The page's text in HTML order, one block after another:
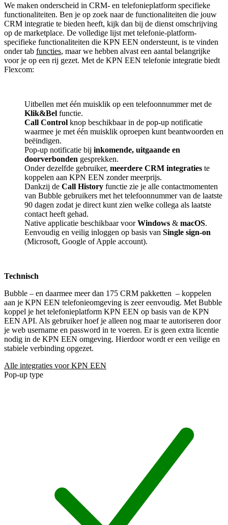
We maken onderscheid in CRM- en telefonieplatform specifieke
functionaliteiten. Ben je op zoek naar de functionaliteiten die jouw
CRM integratie te bieden heeft, kijk dan bij de dienst omschrijving
op de marketplace. De volledige lijst met telefonie-platform-
specifieke functionaliteiten die KPN EEN ondersteunt, is te vinden
onder tab functies, maar we hebben alvast een aantal belangrijke
voor je op een rij gezet. Met de KPN EEN telefonie integratie biedt
Flexcom:
Uitbellen met één muisklik op een telefoonnummer met de
Klik&Bel functie.
Call Control knop beschikbaar in de pop-up notificatie
waarmee je met één muisklik oproepen kunt beantwoorden en
beëindigen.
Pop-up notificatie bij inkomende, uitgaande en
doorverbonden gesprekken.
Onder dezelfde gebruiker, meerdere CRM integraties te
koppelen aan KPN EEN zonder meerprijs.
Dankzij de Call History functie zie je alle contactmomenten
van Bubble gebruikers met het telefoonnummer van de laatste
90 dagen zodat je direct kunt zien welke collega als laatste
contact heeft gehad.
Native applicatie beschikbaar voorWindows & macOS.
Eenvoudig en veilig inloggen op basis van Single sign-on
(Microsoft, Google of Apple account).
Technisch
Bubble – en daarmee meer dan 175 CRM pakketten – koppelen
aan je KPN EEN telefonieomgeving is zeer eenvoudig. Met Bubble
koppel je het telefonieplatform KPN EEN op basis van de KPN
EEN API. Als gebruiker hoef je alleen nog maar te autoriseren door
je web username en password in te voeren. Er is geen extra licentie
nodig in de KPN EEN omgeving. Hierdoor wordt er een veilige en
stabiele verbinding opgezet.
Alle integraties voor KPN EEN
Pop-up type